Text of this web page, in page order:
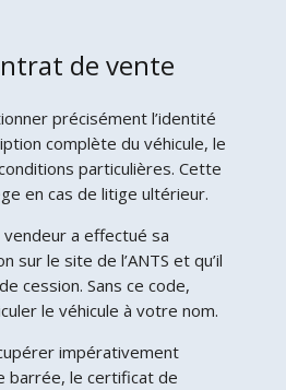
de vente
précisément l’identité
complète du véhicule, le
particulières. Cette
en cas de litige ultérieur.
a effectué sa
sur le site de l’ANTS et qu’il
cession. Sans ce code,
le véhicule à votre nom.
impérativement
barrée, le certificat de